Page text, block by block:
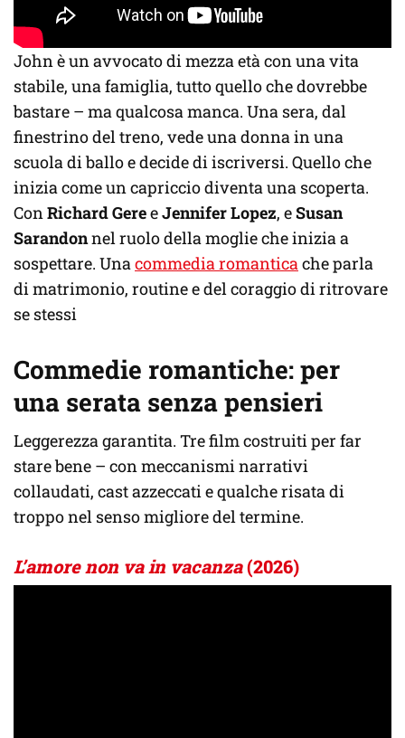
John è un avvocato di mezza età con una vita
stabile, una famiglia, tutto quello che dovrebbe
bastare – ma qualcosa manca. Una sera, dal
finestrino del treno, vede una donna in una
scuola di ballo e decide di iscriversi. Quello che
inizia come un capriccio diventa una scoperta.
Con Richard GereeJennifer Lopez, eSusan
Sarandonnel ruolo della moglie che inizia a
sospettare. Una commedia romantica che parla
di matrimonio, routine e del coraggio di ritrovare
se stessi
Commedie romantiche: per
una serata senza pensieri
Leggerezza garantita. Tre film costruiti per far
stare bene – con meccanismi narrativi
collaudati, cast azzeccati e qualche risata di
troppo nel senso migliore del termine.
L’amore non va in vacanza(2026)